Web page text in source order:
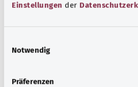
Einstellungen der
Notwendig
Präferenzen
Sport oder Meditation? Es gibt
bewältigen, das eigene